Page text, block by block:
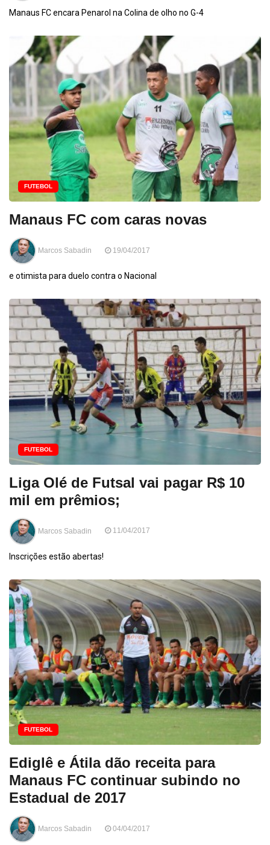
Manaus FC encara Penarol na Colina de olho no G-4
FUTEBOL
Manaus FC com caras novas
Marcos Sabadin 19/04/2017
e otimista para duelo contra o Nacional
FUTEBOL
Liga Olé de Futsal vai pagar R$ 10
mil em prêmios;
Marcos Sabadin 11/04/2017
Inscrições estão abertas!
FUTEBOL
Ediglê e Átila dão receita para
Manaus FC continuar subindo no
Estadual de 2017
Marcos Sabadin 04/04/2017